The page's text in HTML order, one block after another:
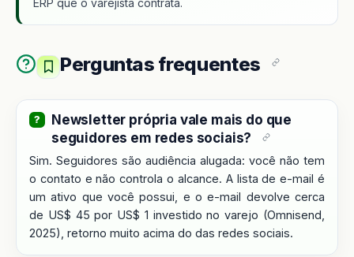
ERP que o varejista contrata.
Perguntas frequentes
Newsletter própria vale mais do que
seguidores em redes sociais?
Sim. Seguidores são audiência alugada: você não tem
o contato e não controla o alcance. A lista de e-mail é
um ativo que você possui, e o e-mail devolve cerca
de US$ 45 por US$ 1 investido no varejo (Omnisend,
2025), retorno muito acima do das redes sociais.